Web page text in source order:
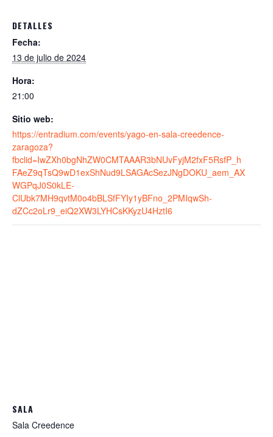
DETALLES
Fecha:
13 de julio de 2024
Hora:
21:00
Sitio web:
https://entradium.com/events/yago-en-sala-creedence-
zaragoza?
fbclid=IwZXh0bgNhZW0CMTAAAR3bNUvFyjM2fxF5RsfP_h
FAeZ9qTsQ9wD1exShNud9LSAGAcSezJNgDOKU_aem_AX
WGPqJ0S0kLE-
ClUbk7MH9qvtM0o4bBLSfFYIy1yBFno_2PMIqwSh-
dZCc2oLr9_eiQ2XW3LYHCsKKyzU4HztI6
SALA
Sala Creedence